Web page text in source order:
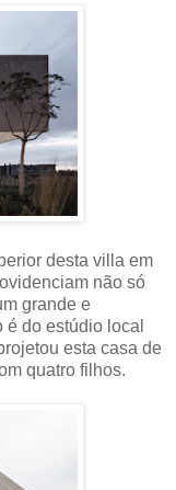
desta villa em
não só
grande e
do estúdio local
esta casa de
quatro filhos.